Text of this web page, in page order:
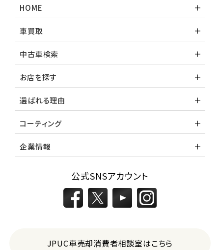
ホンダ
2
アルファード
HOME
車買取
中古車検索
お店を探す
選ばれる理由
コーティング
企業情報
公式SNSアカウント
JPUC車売却消費者相談室はこちら